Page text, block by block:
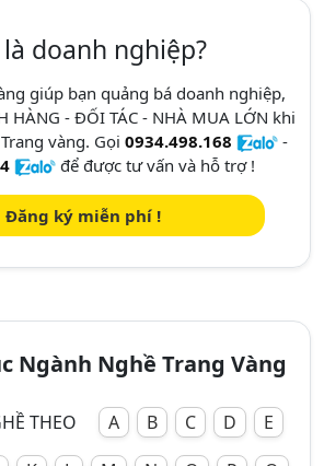
là doanh nghiệp?
giúp bạn quảng bá doanh nghiệp,
HÀNG - ĐỐI TÁC - NHÀ MUA LỚN khi
vàng. Gọi 0934.498.168
-
để được tư vấn và hỗ trợ !
Đăng ký miễn phí !
Ngành Nghề Trang Vàng
THEO A B C D
E